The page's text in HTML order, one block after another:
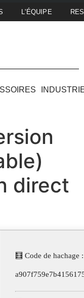
L'ÉQUIPE
direct
🧮 Code de hachage :